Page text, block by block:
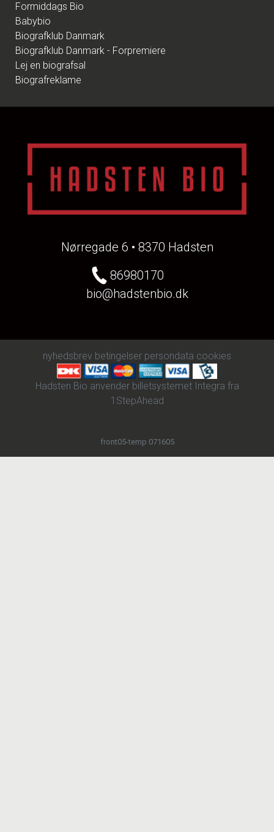
Formiddags Bio
Babybio
Biografklub Danmark
Biografklub Danmark - Forpremiere
Lej en biografsal
Biografreklame
Nørregade 6 • 8370 Hadsten
86980170
bio@hadstenbio.dk
nyhedsbrev betingelser persondata cookies
Hadsten Bio anvender billetsystemet Integra fra
1StepAhead
front05-temp 071605